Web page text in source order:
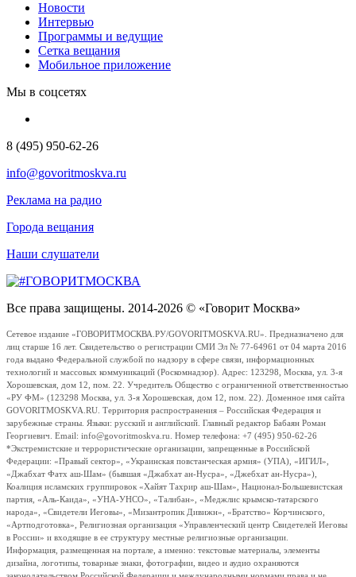
Новости
Интервью
Программы и ведущие
Сетка вещания
Мобильное приложение
Мы в соцсетях
8 (495) 950-62-26
info@govoritmoskva.ru
Реклама на радио
Города вещания
Наши слушатели
Все права защищены. 2014-2026 © «Говорит Москва»
Сетевое издание «ГОВОРИТМОСКВА.РУ/GOVORITMOSKVA.RU». Предназначено для
лиц старше 16 лет. Свидетельство о регистрации СМИ Эл № 77-64961 от 04 марта 2016
года выдано Федеральной службой по надзору в сфере связи, информационных
технологий и массовых коммуникаций (Роскомнадзор). Адрес: 123298, Москва, ул. 3-я
Хорошевская, дом 12, пом. 22. Учредитель Общество с ограниченной ответственностью
«РУ ФМ» (123298 Москва, ул. 3-я Хорошевская, дом 12, пом. 22). Доменное имя сайта
GOVORITMOSKVA.RU. Территория распространения – Российская Федерация и
зарубежные страны. Языки: русский и английский. Главный редактор Бабаян Роман
Георгиевич. Email: info@govoritmoskva.ru. Номер телефона: +7 (495) 950-62-26
*Экстремистские и террористические организации, запрещенные в Российской
Федерации: «Правый сектор», «Украинская повстанческая армия» (УПА), «ИГИЛ»,
«Джабхат Фатх аш-Шам» (бывшая «Джабхат ан-Нусра», «Джебхат ан-Нусра»),
Коалиция исламских группировок «Хайят Тахрир аш-Шам», Национал-Большевистская
партия, «Аль-Каида», «УНА-УНСО», «Талибан», «Меджлис крымско-татарского
народа», «Свидетели Иеговы», «Мизантропик Дивижн», «Братство» Корчинского,
«Артподготовка», Религиозная организация «Управленческий центр Свидетелей Иеговы
в России» и входящие в ее структуру местные религиозные организации.
Информация, размещенная на портале, а именно: текстовые материалы, элементы
дизайна, логотипы, товарные знаки, фотографии, видео и аудио охраняются